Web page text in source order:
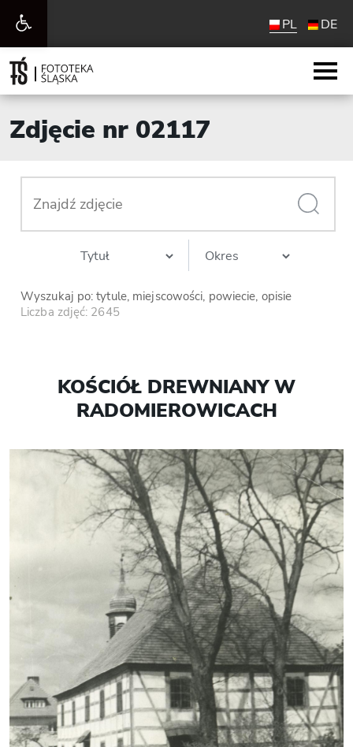
Otwórz
pasek
narzędzi
PL DE
Zdjęcie nr 02117
Wyszukaj po: tytule, miejscowości, powiecie, opisie
Liczba zdjęć: 2645
KOŚCIÓŁ DREWNIANY W
RADOMIEROWICACH